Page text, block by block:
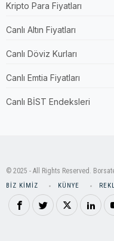
Kripto Para Fiyatları
Canlı Altın Fiyatları
Canlı Döviz Kurları
Canlı Emtia Fiyatları
Canlı BİST Endeksleri
© 2025 - All Rights Reserved.
BIZ KIMIZ KÜNYE